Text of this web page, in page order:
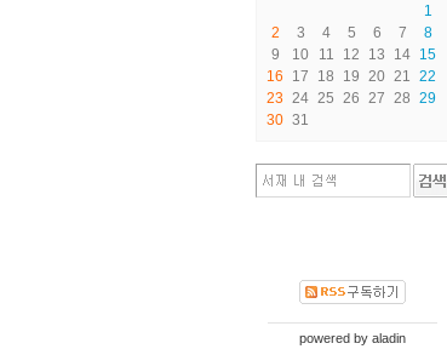
1
2
3 4 5 6 7
8
9
10 11 12 13 14 15
16
17 18 19 20 21 22
23 24 25 26 27 28 29
30 31
powered by aladin